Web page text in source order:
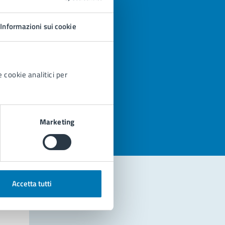
Informazioni sui cookie
cookie analitici per
Marketing
Accetta tutti